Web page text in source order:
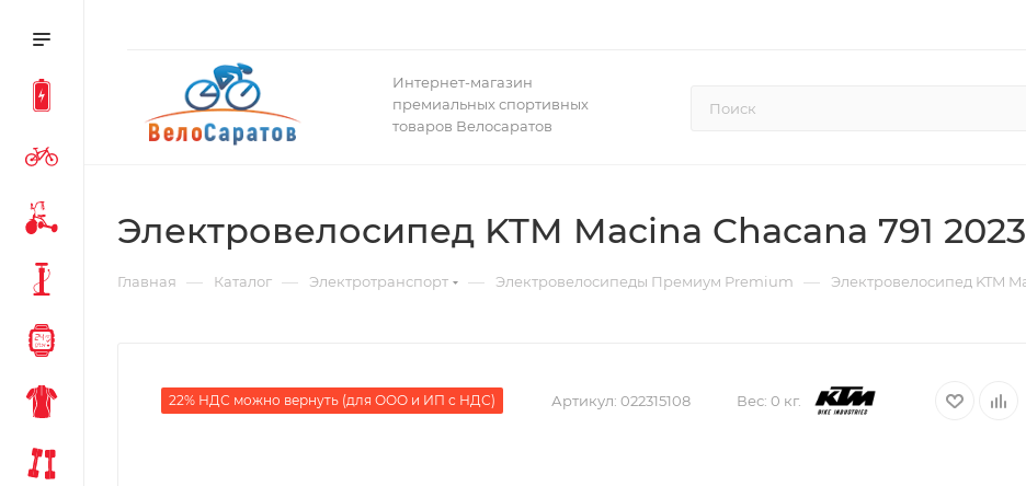
Интернет-магазин
премиальных спортивных
товаров Велосаратов
Электровелосипед KTM Macina Chacana 791
Главная — Каталог — Электротранспорт — Электровелосипеды Премиум Premium — Электровелосипед KTM
22% НДС можно вернуть (для ООО и ИП с НДС) Артикул: 022315108 Вес: 0 кг.